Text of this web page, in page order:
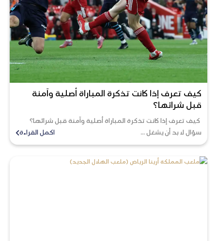
كيف تعرف إذا كانت تذكرة المباراة أصلية وآمنة
قبل شرائها؟
كيف تعرف إذا كانت تذكرة المباراة أصلية وآمنة قبل شرائها؟
سؤال لا بد أن يشغل ...
اكمل القراءة